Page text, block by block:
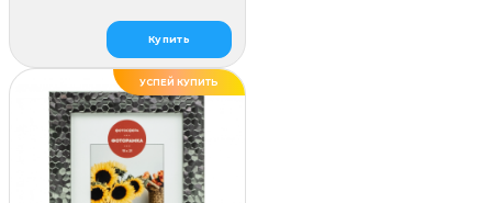
Купить
УСПЕЙ КУПИТЬ